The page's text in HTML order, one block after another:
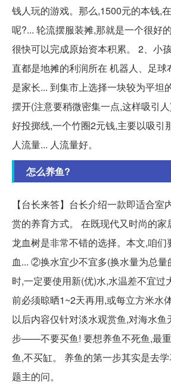
钱人玩的游戏。那么,1500元的本钱,
呢?... 轮流摆服装摊,那就是一个很好
很快可以完成原始资本积累。 2、小
直都是地摊的利润所在 机器人、足
是家长... 到集市上选择一块较为平坦
摆开(注意要稍微密集一点,这样吸引
好投掷线,一个竹圈2元钱,主要以吸引
人流量... 人流量好。
怎么养鱼?
【台长来答】台长介绍一款即适合室
赏的养育方式。 在既现代又时尚的家
龙血树是非常不错的选择。本文,咱
血... ②换水宜少不宜多(换水量为总量
时,一定要使用新(优)水,水温差不宜过
前必须晾晒1~2天再用,或每立方米水
以后内容仅针对淡水观赏鱼,对海水鱼
步——不要买鱼! 要想养鱼不死鱼,最
鱼,不买缸。 养鱼的第一步其实是去
题主的问。